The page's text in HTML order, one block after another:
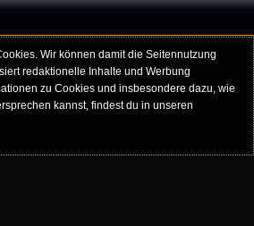
Wir können damit die Seitennutzung
redaktionelle Inhalte und Werbung
zu Cookies und insbesondere dazu, wie
kannst, findest du in unseren